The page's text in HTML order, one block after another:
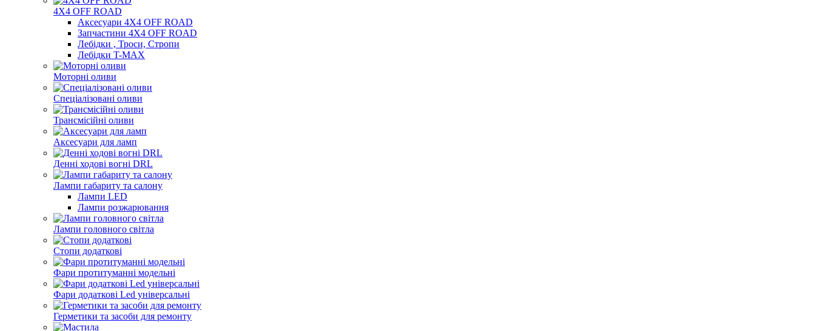
4Х4 OFF ROAD
Аксесуари 4Х4 OFF ROAD
Запчастини 4Х4 OFF ROAD
Лебідки , Троси, Стропи
Лебідки T-MAX
Моторні оливи
Спеціалізовані оливи
Трансмісійні оливи
Аксесуари для ламп
Денні ходові вогні DRL
Лампи габариту та салону
Лампи LED
Лампи розжарювання
Лампи головного світла
Стопи додаткові
Фари протитуманні модельні
Фари додаткові Led універсальні
Герметики та засоби для ремонту